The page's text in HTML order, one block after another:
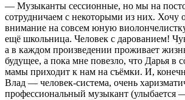
— Музыканты сессионные, но мы на
сотрудничаем с некоторыми из них. Хочу
внимание на совсем юную
ещё школьница. Человек с дарованием!
а в каждом произведении проживает
будущее, а пока мне повезло, что Дарья в
мамы приходит к нам на съёмки. И,
Влад — человек-система, очень
профессиональный музыкант (улыбается